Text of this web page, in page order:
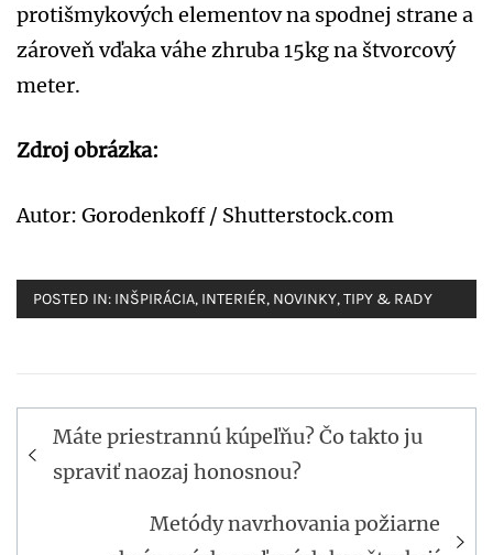
protišmykových elementov na spodnej strane a
zároveň vďaka váhe zhruba 15kg na štvorcový
meter.
Zdroj obrázka:
Autor: Gorodenkoff / Shutterstock.com
POSTED IN: INŠPIRÁCIA, INTERIÉR, NOVINKY,TIPY & RADY
Navigácia
v
článku
Máte priestrannú kúpeľňu? Čo takto ju
spraviť naozaj honosnou?
Metódy navrhovania požiarne